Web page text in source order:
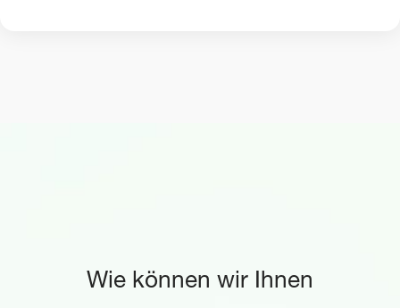
Wie können wir Ihnen